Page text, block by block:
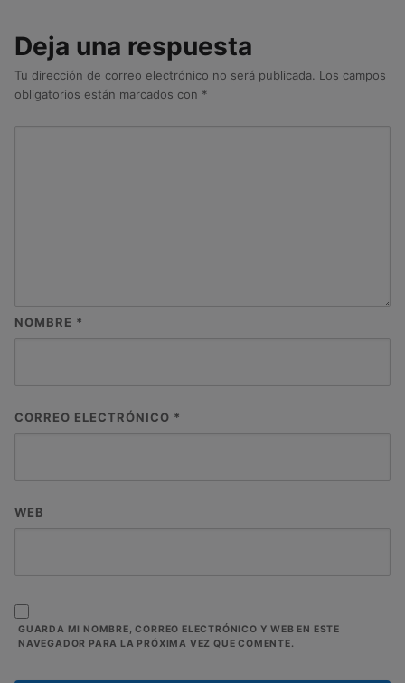
Deja una respuesta
Tu dirección de correo electrónico no será publicada. Los campos
obligatorios están marcados con *
NOMBRE *
CORREO ELECTRÓNICO *
WEB
GUARDA MI NOMBRE, CORREO ELECTRÓNICO Y WEB EN ESTE
NAVEGADOR PARA LA PRÓXIMA VEZ QUE COMENTE.